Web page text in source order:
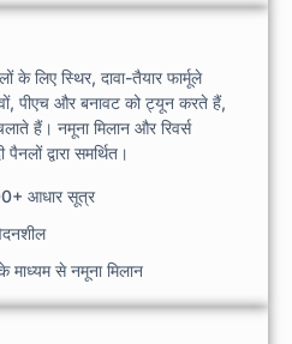
के लिए स्थिर, दावा-तैयार फार्मूले
पीएच और बनावट को ट्यून करते हैं,
हैं। नमूना मिलान और रिवर्स
द्वारा समर्थित।
आधार सूत्र
माध्यम से नमूना मिलान